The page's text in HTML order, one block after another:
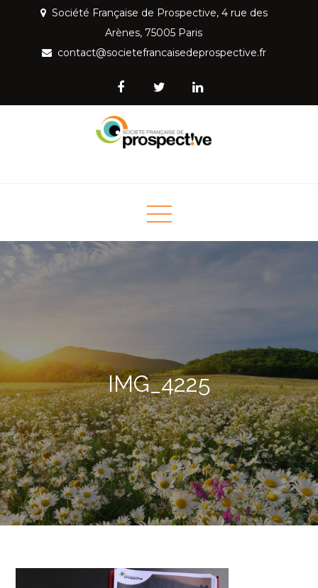
content
Société Française de Prospective, 4 rue des
Arènes, 75005 Paris
contact@societefrancaisedeprospective.fr
Prospective
IMG_4225